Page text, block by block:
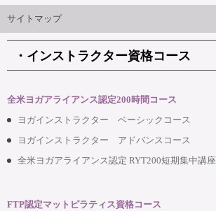
サイトマップ
・インストラクター資格コース
全米ヨガアライアンス認定200時間コース
ヨガインストラクター ベーシックコース
ヨガインストラクター アドバンスコース
全米ヨガアライアンス認定 RYT200短期集中講座
FTP認定マットピラティス資格コース